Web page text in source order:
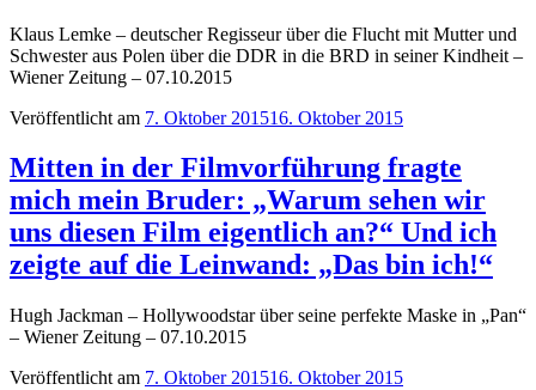
Klaus Lemke – deutscher Regisseur über die Flucht mit Mutter und
Schwester aus Polen über die DDR in die BRD in seiner Kindheit –
Wiener Zeitung – 07.10.2015
Veröffentlicht am 7. Oktober 201516. Oktober 2015
Mitten in der Filmvorführung fragte
mich mein Bruder: „Warum sehen wir
uns diesen Film eigentlich an?“ Und ich
zeigte auf die Leinwand: „Das bin ich!“
Hugh Jackman – Hollywoodstar über seine perfekte Maske in „Pan“
– Wiener Zeitung – 07.10.2015
Veröffentlicht am 7. Oktober 201516. Oktober 2015